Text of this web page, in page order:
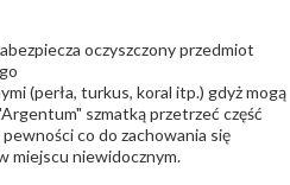
oczyszczony przedmiot
(perła, turkus, koral itp.) gdyż mogą
szmatką przetrzeć część
co do zachowania się
miejscu niewidocznym.